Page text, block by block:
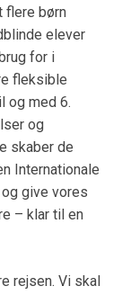
flere børn
elever
for i
fleksible
og med 6.
og
skaber de
Internationale
give vores
– klar til en
rejsen. Vi skal